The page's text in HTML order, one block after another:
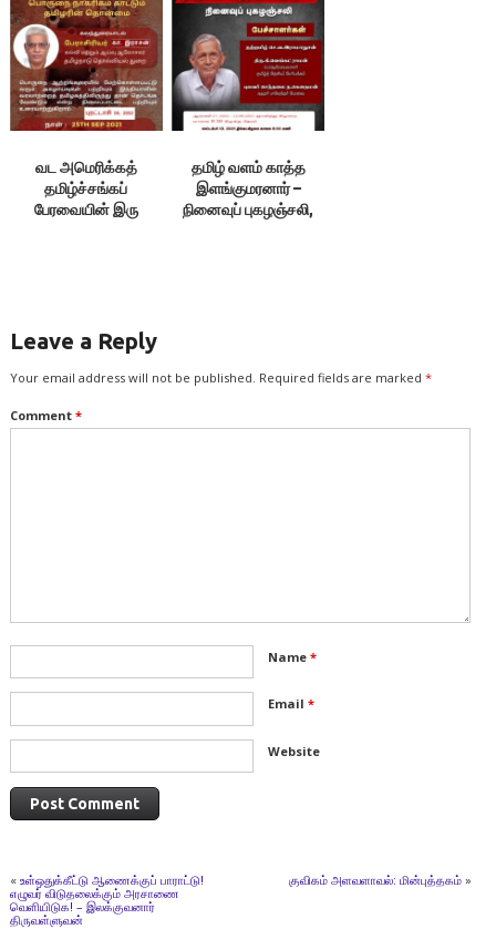
வட அமெரிக்கத்
தமிழ்ச்சங்கப்
பேரவையின் இரு
தமிழ் வளம் காத்த
இளங்குமரனார் –
நினைவுப் புகழஞ்சலி,
Leave a Reply
Your email address will not be published. Required fields are marked *
Comment *
Name *
Email *
Website
« உள்ஒதுக்கீட்டு ஆணைக்குப் பாராட்டு!
எழுவர் விடுதலைக்கும் அரசாணை
வெளியிடுக! – இலக்குவனார்
திருவள்ளுவன்
குவிகம் அளவளாவல்: மின்புத்தகம் »